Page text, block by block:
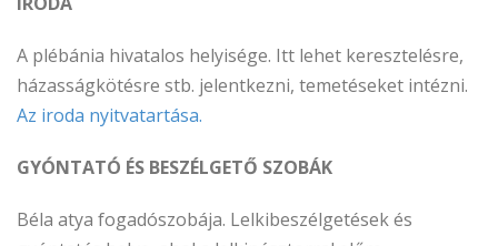
A plébánia hivatalos helyisége. Itt lehet keresztelésre,
házasságkötésre stb. jelentkezni, temetéseket intézni.
Az iroda nyitvatartása.
GYÓNTATÓ ÉS BESZÉLGETŐ SZOBÁK
Béla atya fogadószobája. Lelkibeszélgetések és